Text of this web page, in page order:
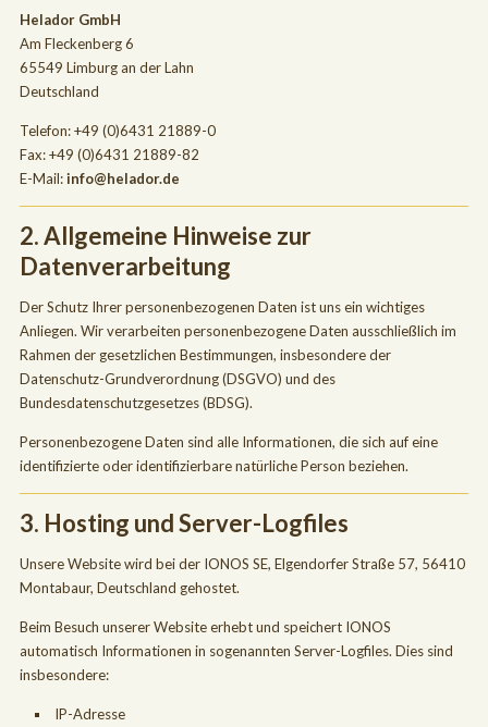
Helador GmbH
Am Fleckenberg 6
65549 Limburg an der Lahn
Deutschland
Telefon: +49 (0)6431 21889-0
Fax: +49 (0)6431 21889-82
E-Mail:info@helador.de
2. Allgemeine Hinweise zur
Datenverarbeitung
Der Schutz Ihrer personenbezogenen Daten ist uns ein wichtiges
Anliegen. Wir verarbeiten personenbezogene Daten ausschließlich im
Rahmen der gesetzlichen Bestimmungen, insbesondere der
Datenschutz-Grundverordnung (DSGVO) und des
Bundesdatenschutzgesetzes (BDSG).
Personenbezogene Daten sind alle Informationen, die sich auf eine
identifizierte oder identifizierbare natürliche Person beziehen.
3. Hosting und Server-Logfiles
Unsere Website wird bei der IONOS SE, Elgendorfer Straße 57, 56410
Montabaur, Deutschland gehostet.
Beim Besuch unserer Website erhebt und speichert IONOS
automatisch Informationen in sogenannten Server-Logfiles. Dies sind
insbesondere:
IP-Adresse